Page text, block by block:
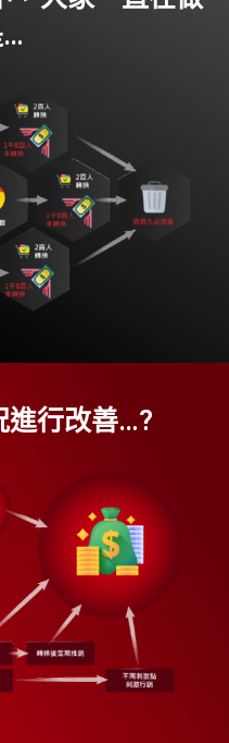
…
進⾏改善…?